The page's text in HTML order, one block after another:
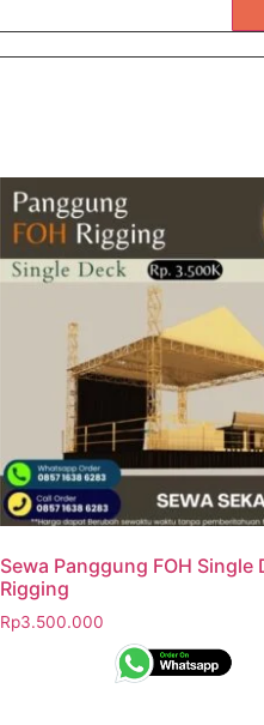
Sewa Panggung FOH Single
Rigging
Rp3.500.000